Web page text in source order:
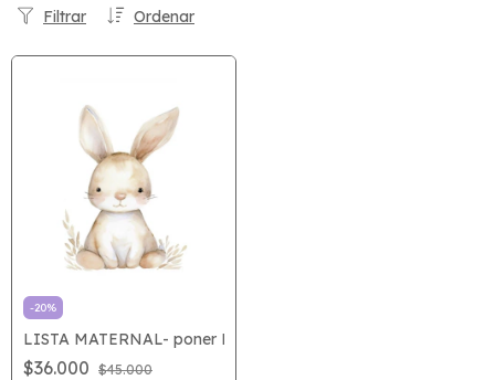
Ordenar
Filtrar
-20%
LISTA MATERNAL- poner NOMBRE Y APELLIDO DEL
$36.000 $45.000